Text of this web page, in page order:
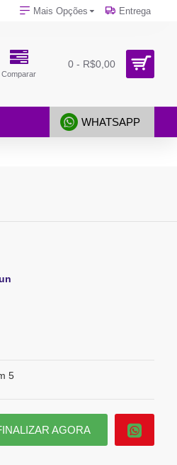
Mais Opções Entrega
Comparar
0 - R$0,00
WHATSAPP
5
AGORA